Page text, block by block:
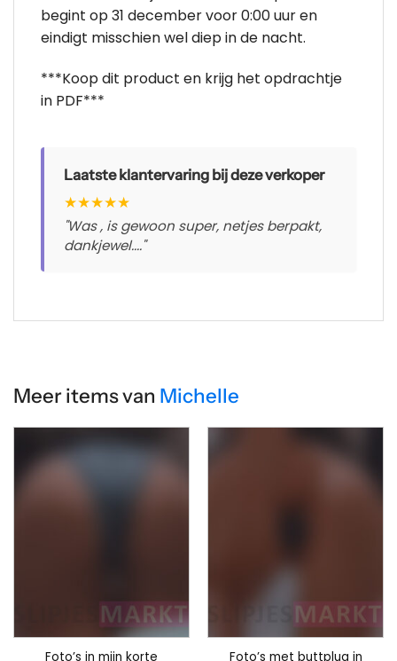
begint op 31 december voor 0:00 uur en
eindigt misschien wel diep in de nacht.
***Koop dit product en krijg het opdrachtje
in PDF***
Laatste klantervaring bij deze verkoper
★★★★★
"Was , is gewoon super, netjes berpakt,
dankjewel...."
Meer items van Michelle
Foto’s in mijn korte Foto’s met buttplug in